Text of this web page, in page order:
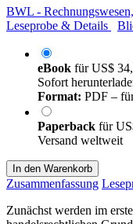
BWL -
Leseprobe & Details
eBook fürUS$
Sofort
Format: PDF –
Paperback für
Versand weltweit
In den Warenkorb
Zusammenfassung
Zunächst werden im